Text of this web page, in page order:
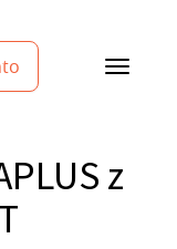
z